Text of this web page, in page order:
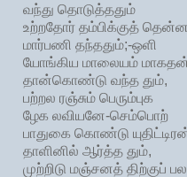
வந்து தொடுத்ததும்
உற்றதோர் தம்பிக்குத்
மார்பணி தந்ததும்;-ஒளி
யோங்கிய மாலையம்
தான்கொண்டு வந்த தும்,
பற்றல ரஞ்சும் பெரும்புக
ழேக லவியனே-செம்பொற்
பாதுகை கொண்டு
தாளினில் ஆர்த்த தும்,
முற்றிடு மஞ்சனத் திற்குப் பல